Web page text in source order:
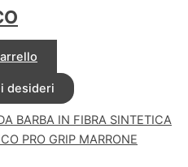
desideri